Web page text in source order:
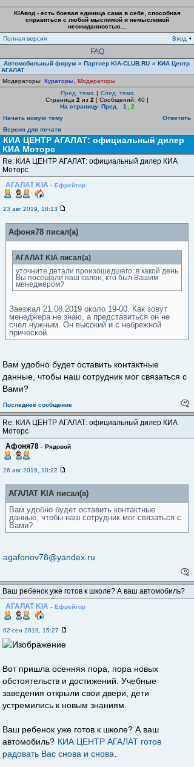
KIAвод - есть боевая единица сама в себе, способная
справиться с любой мыслимой и немыслимой
неожиданностью...
Полная версия
Вход •
FAQ
Автомобильный форум » Партнер KIA-CLUB.RU » КИА Центр
АГАЛАТ
Модераторы: Кураторы
Модераторы
Пред. тема | След. тема
Страница 2 из 2 [ Сообщений: 40 ]
На страницу Пред. 1
2
Начать новую тему
Ответить
Версия для печати
КИА ЦЕНТР АГАЛАТ: официальный дилер
КИА Моторс
Re: КИА ЦЕНТР АГАЛАТ: официальный дилер КИА
Моторс
АГАЛАТ KIA - Ефрейтор
23 авг 2019, 18:13
Афоня78 писал(а)
АГАЛАТ KIA писал(а)
уточните детали произошедшего: в какой день
Вы посещали наш салон, кто был Вашим
менеджером?
Заезжал 21.08.2019 около 19-00. Как зовут
менеджера не знаю, а представиться он не
счел нужным. Он высокий и с небрежной
прической.
Вам удобно будет оставить контактные
данные, чтобы наш сотрудник мог связаться с
Вами?
Последнее сообщение
Re: КИА ЦЕНТР АГАЛАТ: официальный дилер КИА
Моторс
Афоня78 - Рядовой
26 авг 2019, 10:22
АГАЛАТ KIA писал(а)
Вам удобно будет оставить контактные
данные, чтобы наш сотрудник мог связаться с
Вами?
agafonov78@yandex.ru
Ваш ребенок уже готов к школе? А ваш автомобиль?
АГАЛАТ KIA - Ефрейтор
02 сен 2019, 15:27
Вот пришла осенняя пора, пора новых
обстоятельств и достижений. Учебные
заведения открыли свои двери, дети
устремились к новым знаниям.
Ваш ребенок уже готов к школе? А ваш
автомобиль? КИА ЦЕНТР АГАЛАТ готов
радовать Вас снова и снова